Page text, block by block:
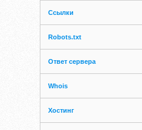
Ссылки
Robots.txt
Ответ сервера
Whois
Хостинг